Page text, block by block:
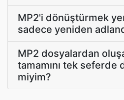
MP2'i dönüştürmek
sadece yeniden
MP2 dosyalardan
tamamını tek
miyim?